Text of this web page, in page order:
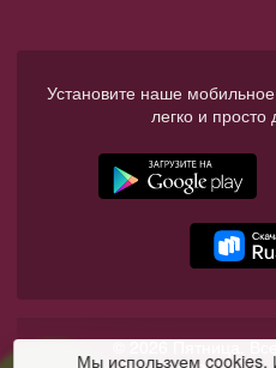
Установите наше
легко и просто
© 2026 Пятница.
Мы используем cookies.